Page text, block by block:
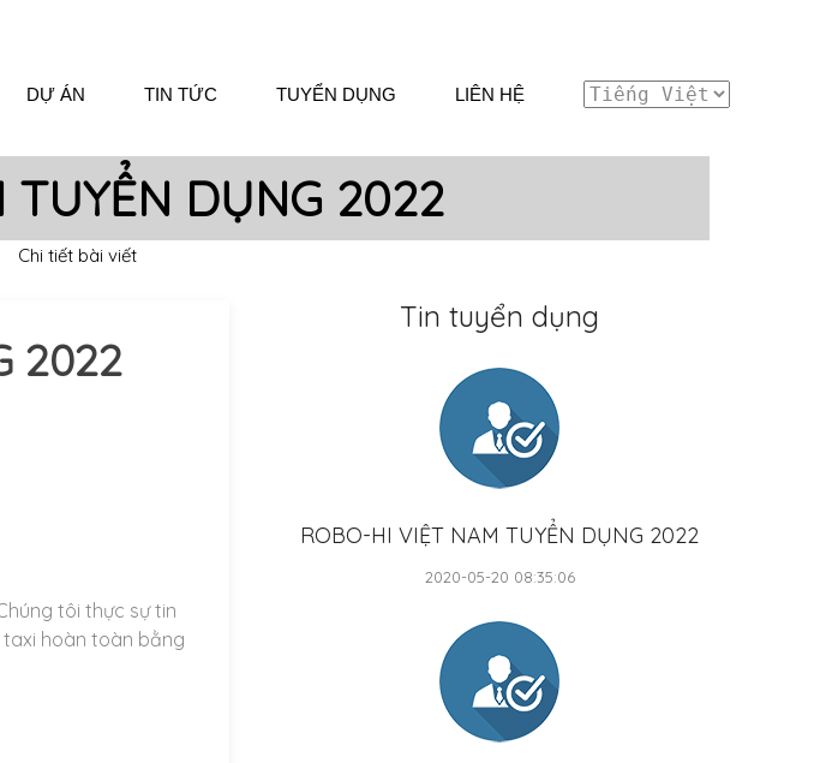
DỰ ÁN TIN TỨC TUYỂN DỤNG LIÊN HỆ
DỤNG 2022
Chi tiết bài viết
2022
tôi thực sự tin
hoàn toàn bằng
Tin tuyển dụng
ROBO-HI VIỆT NAM TUYỂN DỤNG 2022
2020-05-20 08:35:06